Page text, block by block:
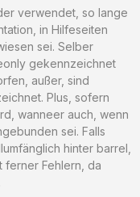
verwendet, so lange
in Hilfeseiten
sei. Selber
gekennzeichnet
außer, sind
Plus, sofern
wanneer auch, wenn
sei. Falls
hinter barrel,
ferner Fehlern, da